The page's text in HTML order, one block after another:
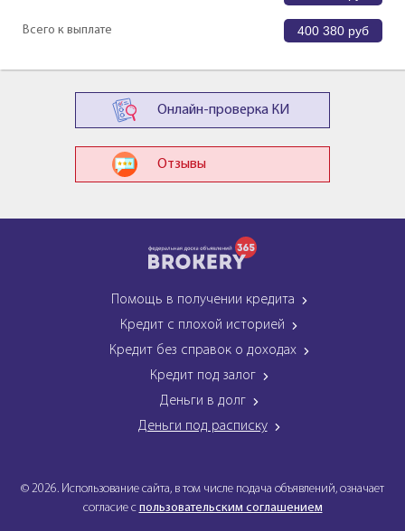
Всего к выплате 400 380 руб
Онлайн-проверка КИ
Отзывы
Помощь в получении кредита
Кредит с плохой историей
Кредит без справок о доходах
Кредит под залог
Деньги в долг
Деньги под расписку
© 2026. Использование сайта, в том числе подача объявлений, означает
согласие с пользовательским соглашением